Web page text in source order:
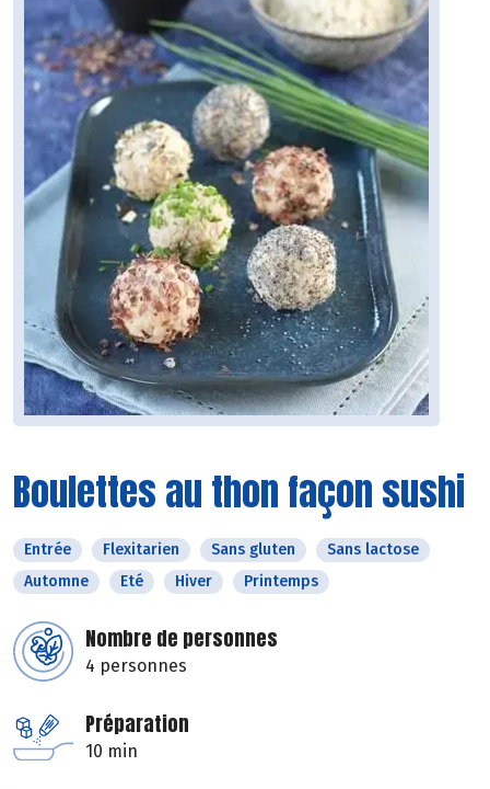
Boulettes au thon façon sushi
Entrée Flexitarien Sans gluten
Sans lactose
Automne
Eté Hiver Printemps
Nombre de personnes
4 personnes
Préparation
10 min